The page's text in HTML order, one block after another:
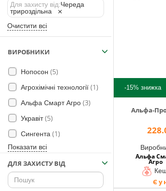
0 800 203
302
Безкоштовно
по Україні
733 0
+38 (066) 733
733 0
+38 (093) 733
733 0
info@hectare.ua
Для захисту від:Череда
трироздільна
Очистити всі
ВИРОБНИКИ
Нопосон (5)
Агрохімічні технології (1)
Альфа Смарт Агро (3)
Укравіт(5)
Сингента (1)
Показати всі
ДЛЯ ЗАХИСТУ ВІД
-15% знижка
Альфа-
Альфа
Агро
Є у